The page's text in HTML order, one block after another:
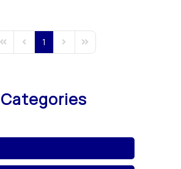
First PagePrevious Page
1 Next PageLast Page
Categories